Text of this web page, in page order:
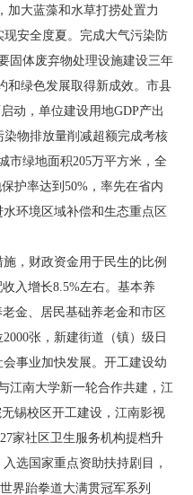
加大蓝藻和水草打捞处置力
安全度夏。完成大气污染防
固体废弃物处理设施建设三年
和绿色发展取得新成效。市县
动，单位建设用地GDP产出
物排放量削减超额完成考核
市绿地面积205万平方米，全
护率达到50%，率先在省内
环境区域补偿和生态重点区
，财政资金用于民生的比例
入增长8.5%左右。基本养
金、居民基础养老金和市区
张，新建街道（镇）级日
事业加快发展。开工建设幼
江南大学新一轮合作共建，江
锡校区开工建设，江南影视
家社区卫生服务机构提档升
选国家重点资助扶持剧目，
界跆拳道大满贯冠军系列